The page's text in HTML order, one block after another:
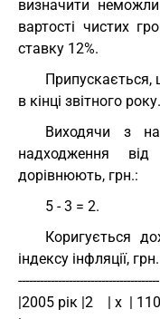
визначити
вартості чистих
ставку 12%.
Припускається,
в кінці звітного року.
Виходячи з
надходження від
дорівнюють, грн.:
5 - 3 = 2.
Коригується
індексу інфляції,
---------------------------------------
|2005 рік |2    | х  |